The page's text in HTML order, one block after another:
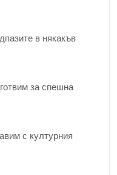
в някакъв
за спешна
с културния